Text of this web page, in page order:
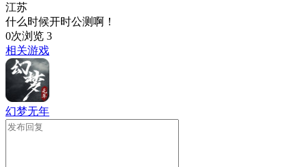
江苏
什么时候开时公测啊！
0次浏览 3
相关游戏
幻梦无年